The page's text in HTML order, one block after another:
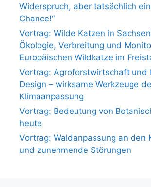
Widerspruch, aber tatsächlich
Chance!“
Vortrag: Wilde Katzen in
Ökologie, Verbreitung und
Europäischen Wildkatze im
Vortrag: Agroforstwirtschaft und
Design – wirksame Werkzeuge
Klimaanpassung
Vortrag: Bedeutung von
heute
Vortrag: Waldanpassung an den
und zunehmende Störungen